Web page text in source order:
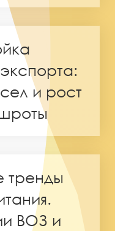
и рост
ВОЗ и